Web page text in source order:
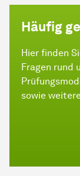
Häufig
Hier finden
Fragen rund
sowie